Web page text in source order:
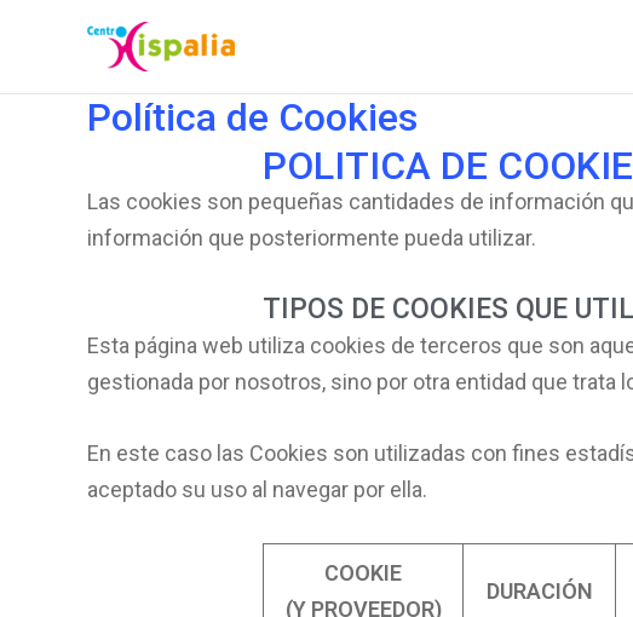
contenido
Política de Cookies
POLITICA DE
Las cookies son pequeñas cantidades de información
información que posteriormente pueda utilizar.
TIPOS DE COOKIES QUE
Esta página web utiliza cookies de terceros que son
gestionada por nosotros, sino por otra entidad que trata
En este caso las Cookies son utilizadas con fines
aceptado su uso al navegar por ella.
COOKIE
(Y PROVEEDOR)
DURACIÓN